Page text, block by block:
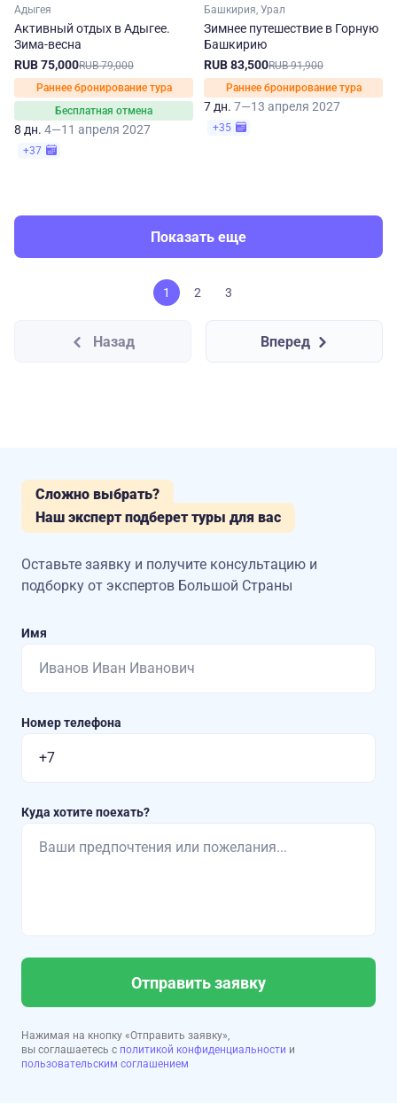
Адыгея
Активный отдых в Адыгее.
Зима-весна
RUB 75,000RUB 79,000
Раннее бронирование тура
Бесплатная отмена
8 дн. 4—11 апреля 2027
+37
Башкирия, Урал
Зимнее путешествие в Горную
Башкирию
RUB 83,500RUB 91,900
Раннее бронирование тура
7 дн. 7—13 апреля 2027
+35
Показать еще
1 2 3
Назад Вперед
Сложно выбрать?
Наш эксперт подберет туры для вас
Оставьте заявку и получите консультацию и
подборку от экспертов Большой Страны
Имя
Номер телефона
Куда хотите поехать?
Отправить заявку
Нажимая на кнопку «Отправить заявку»,
вы соглашаетесь с политикой конфиденциальности и
пользовательским соглашением